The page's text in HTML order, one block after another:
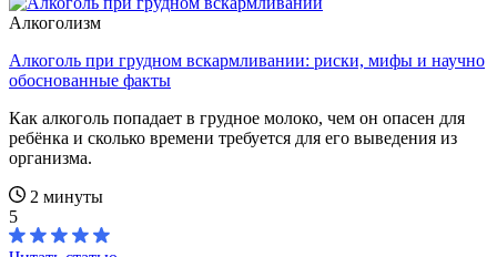
Алкоголизм
Алкоголь при грудном вскармливании: риски, мифы и научно
обоснованные факты
Как алкоголь попадает в грудное молоко, чем он опасен для
ребёнка и сколько времени требуется для его выведения из
организма.
2 минуты
5